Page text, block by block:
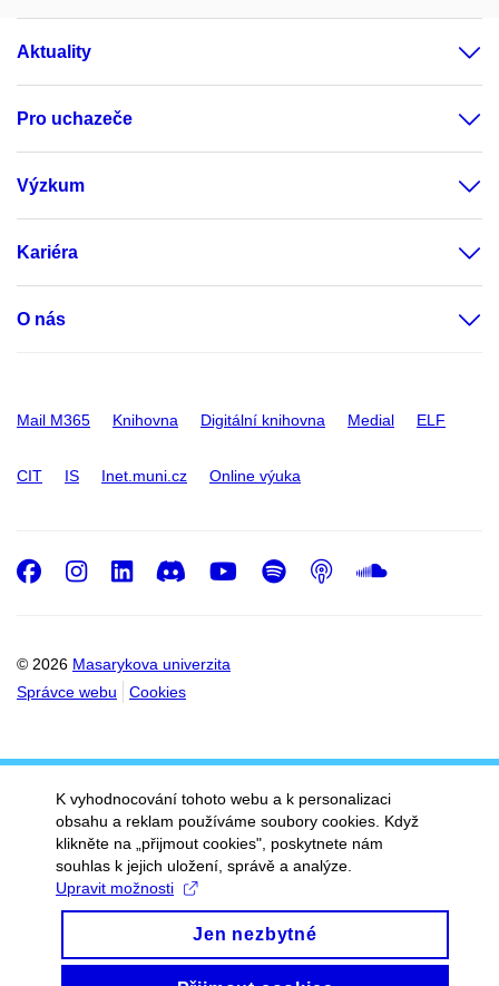
Aktuality
Pro uchazeče
Výzkum
Kariéra
O nás
Mail M365 Knihovna Digitální knihovna Medial ELF
CIT IS Inet.muni.cz Online výuka
© 2026 Masarykova univerzita
Správce webu
Cookies
Facebook
Instagram
LinkedIn
DiscordYoutube
Spotify
Podcast
K vyhodnocování tohoto webu a k personalizaci
obsahu a reklam používáme soubory cookies. Když
klikněte na „přijmout cookies", poskytnete nám
souhlas k jejich uložení, správě a analýze.
Upravit možnosti
Jen nezbytné